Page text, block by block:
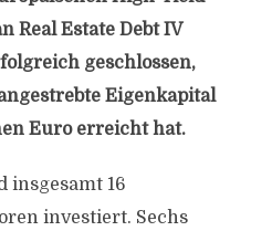
Real Estate Debt IV
geschlossen,
Eigenkapital
Euro erreicht hat.
insgesamt 16
investiert. Sechs